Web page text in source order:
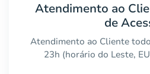
Atendimento ao
de
Atendimento ao Cliente
23h (horário do Leste,